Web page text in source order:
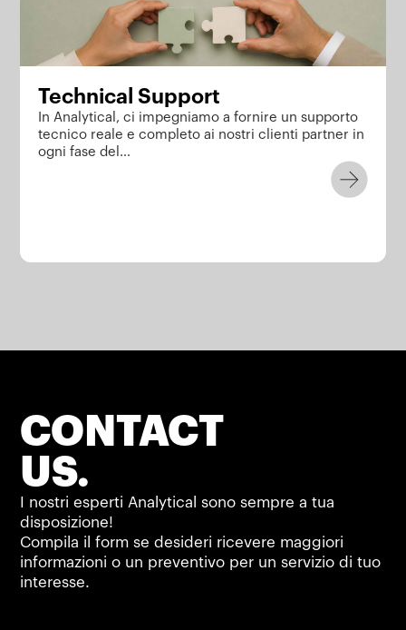
Technical Support
In Analytical, ci impegniamo a fornire un supporto
tecnico reale e completo ai nostri clienti partner in
ogni fase del…
CONTACT
US.
I nostri esperti Analytical sono sempre a tua
disposizione!
Compila il form se desideri ricevere maggiori
informazioni o un preventivo per un servizio di tuo
interesse.